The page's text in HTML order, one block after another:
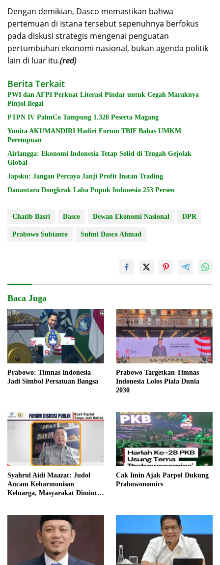
Dengan demikian, Dasco memastikan bahwa
pertemuan di Istana tersebut sepenuhnya berfokus
pada diskusi strategis mengenai penguatan
pertumbuhan ekonomi nasional, bukan agenda politik
lain di luar itu.(red)
Berita Terkait
PWI dan AFPI Perkuat Literasi Pindar untuk Cegah Maraknya
Pinjol Ilegal
PTPN IV PalmCo Tampung 1.328 Peserta Magang
Yunita AKUMANDIRI Hadiri Forum TBIF Bahas UMKM
Perempuan
Airlangga: Ekonomi Indonesia Tetap Solid di Tengah Gejolak
Global
Japsku: Jangan Percaya Janji Profit Instan Trading
Danantara Dongkrak Laba Pupuk Indonesia 253 Persen
Chatib Basri Dasco Dewan Ekonomi Nasional DPR
Prabowo Subianto Sufmi Dasco Ahmad
Baca Juga
Prabowo: Timnas Indonesia
Jadi Simbol Persatuan Bangsa
Prabowo Targetkan Timnas
Indonesia Lolos Piala Dunia
2030
Syahrul Aidi Maazat: Judol
Ancam Keharmonisan
Keluarga, Masyarakat Diminta
Cak Imin Ajak Parpol Dukung
Prabowonomics